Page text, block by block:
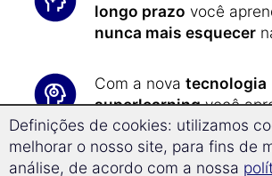
longo prazo você
nunca mais esquecer
Com a nova tecnologia
superlearningvocê
média 32% mais rápido
concentrar melhor.
Definições de cookies: utilizamos
melhorar o nosso site, para fins de
análise, de acordo com a nossa